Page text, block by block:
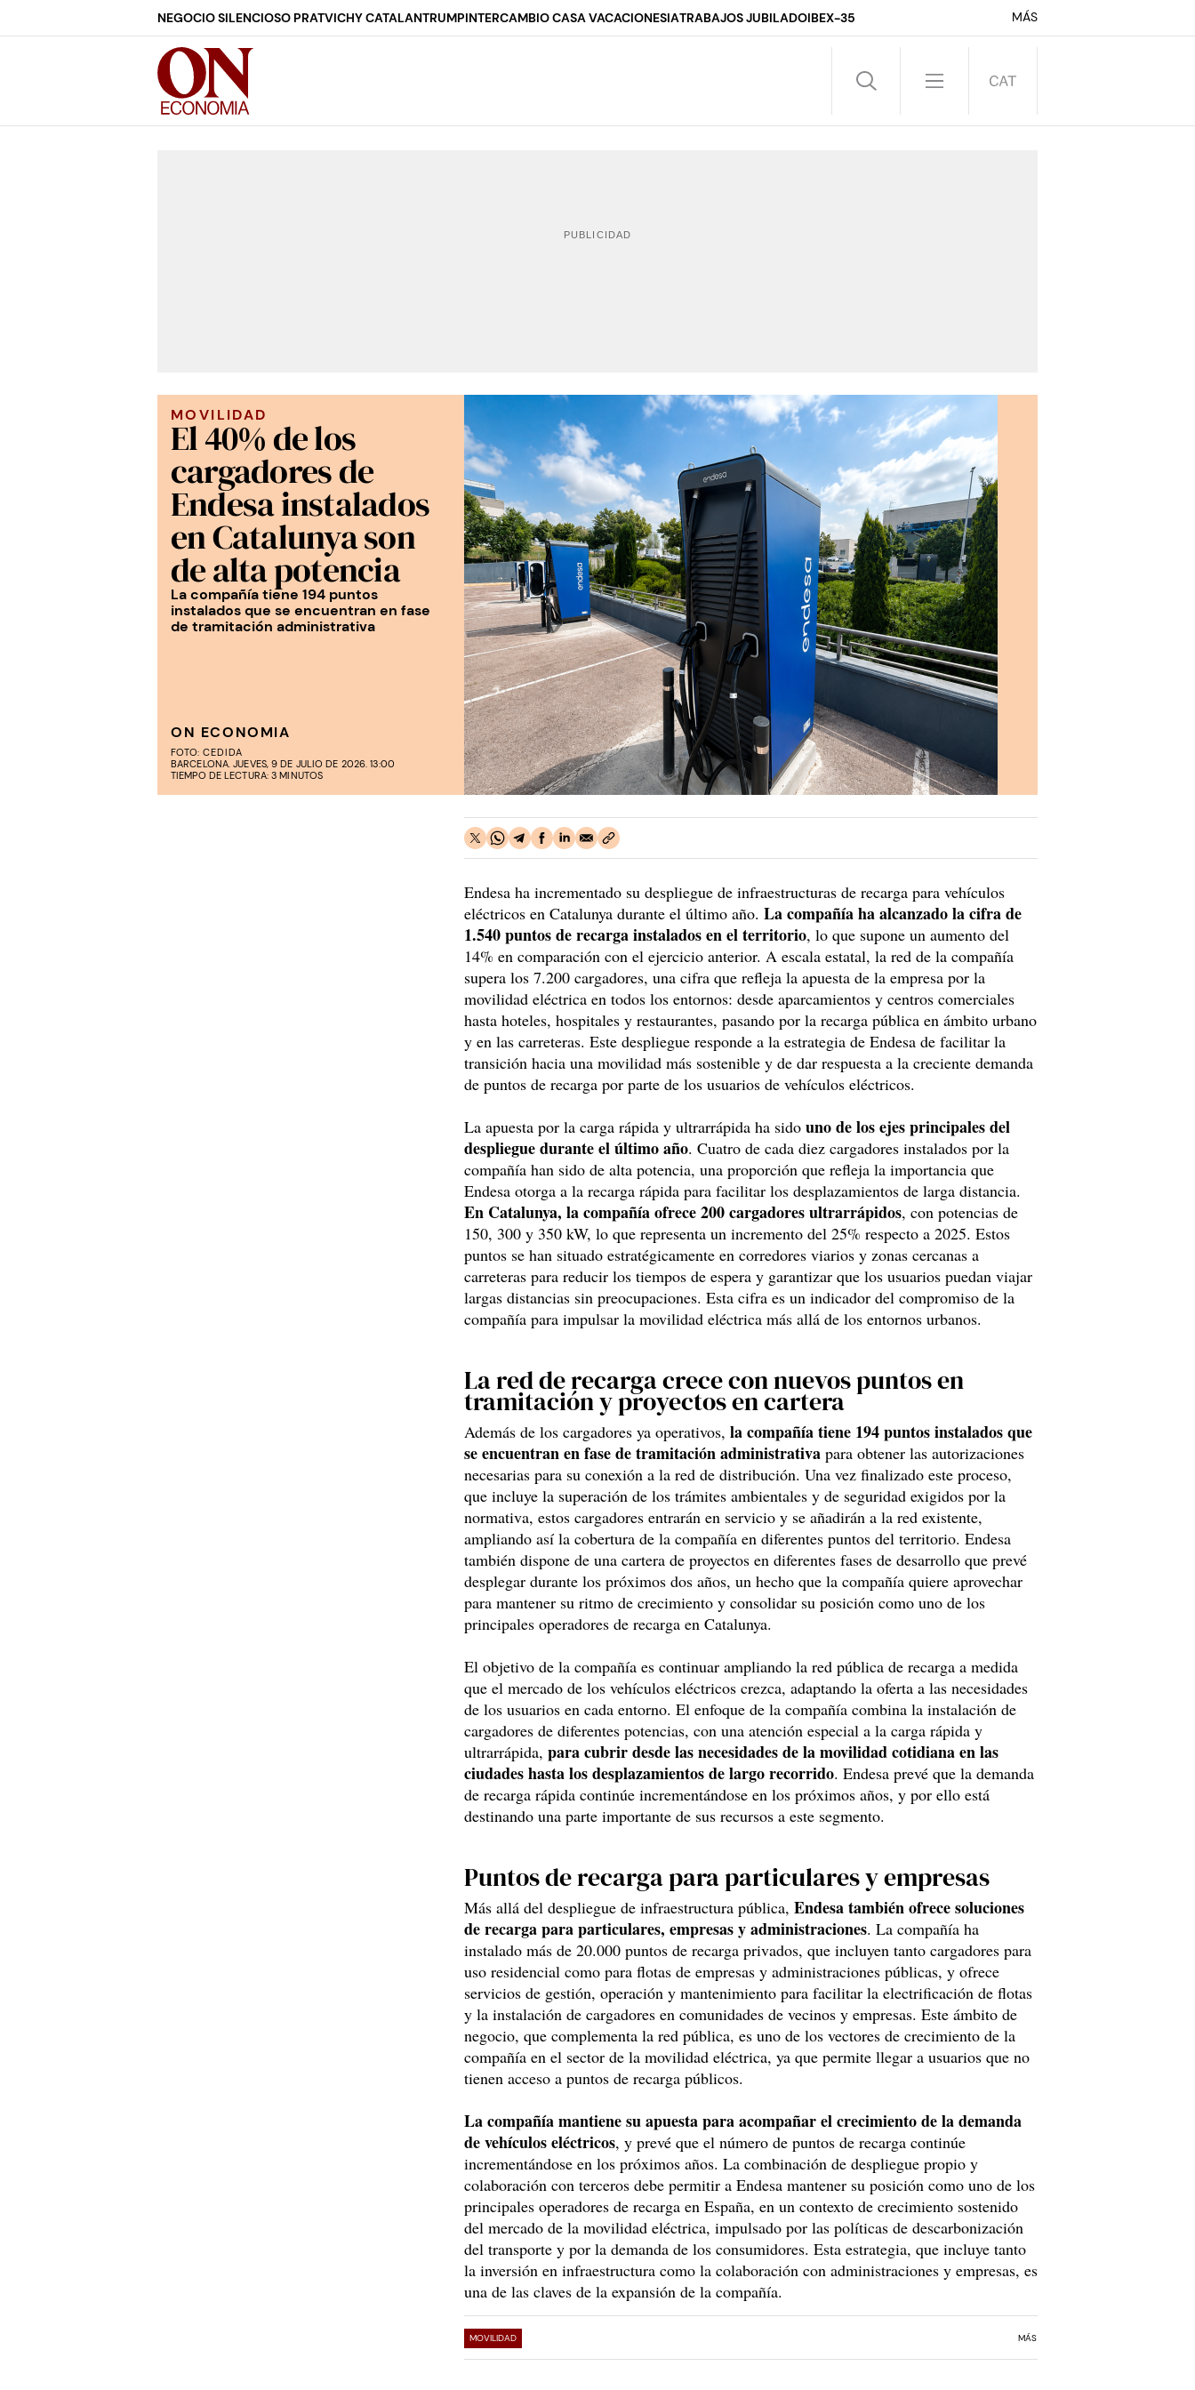
NEGOCIO SILENCIOSO PRATVICHY CATALANTRUMPINTERCAMBIO CASA VACACIONESIATRABAJOS JUBILADOIBEX-35 MÁS
MOVILIDAD
El 40% de los
cargadores de
Endesa instalados
en Catalunya son
de alta potencia
La compañía tiene 194 puntos
instalados que se encuentran en fase
de tramitación administrativa
ON ECONOMIA
FOTO: CEDIDA
BARCELONA. JUEVES, 9 DE JULIO DE 2026. 13:00
TIEMPO DE LECTURA: 3 MINUTOS
Endesa ha incrementado su despliegue de infraestructuras de recarga para vehículos
eléctricos en Catalunya durante el último año. La compañía ha alcanzado la cifra de
1.540 puntos de recarga instalados en el territorio, lo que supone un aumento del
14% en comparación con el ejercicio anterior. A escala estatal, la red de la compañía
supera los 7.200 cargadores, una cifra que refleja la apuesta de la empresa por la
movilidad eléctrica en todos los entornos: desde aparcamientos y centros comerciales
hasta hoteles, hospitales y restaurantes, pasando por la recarga pública en ámbito urbano
y en las carreteras. Este despliegue responde a la estrategia de Endesa de facilitar la
transición hacia una movilidad más sostenible y de dar respuesta a la creciente demanda
de puntos de recarga por parte de los usuarios de vehículos eléctricos.
La apuesta por la carga rápida y ultrarrápida ha sido uno de los ejes principales del
despliegue durante el último año. Cuatro de cada diez cargadores instalados por la
compañía han sido de alta potencia, una proporción que refleja la importancia que
Endesa otorga a la recarga rápida para facilitar los desplazamientos de larga distancia.
En Catalunya, la compañía ofrece 200 cargadores ultrarrápidos, con potencias de
150, 300 y 350 kW, lo que representa un incremento del 25% respecto a 2025. Estos
puntos se han situado estratégicamente en corredores viarios y zonas cercanas a
carreteras para reducir los tiempos de espera y garantizar que los usuarios puedan viajar
largas distancias sin preocupaciones. Esta cifra es un indicador del compromiso de la
compañía para impulsar la movilidad eléctrica más allá de los entornos urbanos.
La red de recarga crece con nuevos puntos en
tramitación y proyectos en cartera
Además de los cargadores ya operativos, la compañía tiene 194 puntos instalados que
se encuentran en fase de tramitación administrativa para obtener las autorizaciones
necesarias para su conexión a la red de distribución. Una vez finalizado este proceso,
que incluye la superación de los trámites ambientales y de seguridad exigidos por la
normativa, estos cargadores entrarán en servicio y se añadirán a la red existente,
ampliando así la cobertura de la compañía en diferentes puntos del territorio. Endesa
también dispone de una cartera de proyectos en diferentes fases de desarrollo que prevé
desplegar durante los próximos dos años, un hecho que la compañía quiere aprovechar
para mantener su ritmo de crecimiento y consolidar su posición como uno de los
principales operadores de recarga en Catalunya.
El objetivo de la compañía es continuar ampliando la red pública de recarga a medida
que el mercado de los vehículos eléctricos crezca, adaptando la oferta a las necesidades
de los usuarios en cada entorno. El enfoque de la compañía combina la instalación de
cargadores de diferentes potencias, con una atención especial a la carga rápida y
ultrarrápida, para cubrir desde las necesidades de la movilidad cotidiana en las
ciudades hasta los desplazamientos de largo recorrido. Endesa prevé que la demanda
de recarga rápida continúe incrementándose en los próximos años, y por ello está
destinando una parte importante de sus recursos a este segmento.
Puntos de recarga para particulares y empresas
Más allá del despliegue de infraestructura pública, Endesa también ofrece soluciones
de recarga para particulares, empresas y administraciones. La compañía ha
instalado más de 20.000 puntos de recarga privados, que incluyen tanto cargadores para
uso residencial como para flotas de empresas y administraciones públicas, y ofrece
servicios de gestión, operación y mantenimiento para facilitar la electrificación de flotas
y la instalación de cargadores en comunidades de vecinos y empresas. Este ámbito de
negocio, que complementa la red pública, es uno de los vectores de crecimiento de la
compañía en el sector de la movilidad eléctrica, ya que permite llegar a usuarios que no
tienen acceso a puntos de recarga públicos.
La compañía mantiene su apuesta para acompañar el crecimiento de la demanda
de vehículos eléctricos, y prevé que el número de puntos de recarga continúe
incrementándose en los próximos años. La combinación de despliegue propio y
colaboración con terceros debe permitir a Endesa mantener su posición como uno de los
principales operadores de recarga en España, en un contexto de crecimiento sostenido
del mercado de la movilidad eléctrica, impulsado por las políticas de descarbonización
del transporte y por la demanda de los consumidores. Esta estrategia, que incluye tanto
la inversión en infraestructura como la colaboración con administraciones y empresas, es
una de las claves de la expansión de la compañía.
MOVILIDAD MÁS